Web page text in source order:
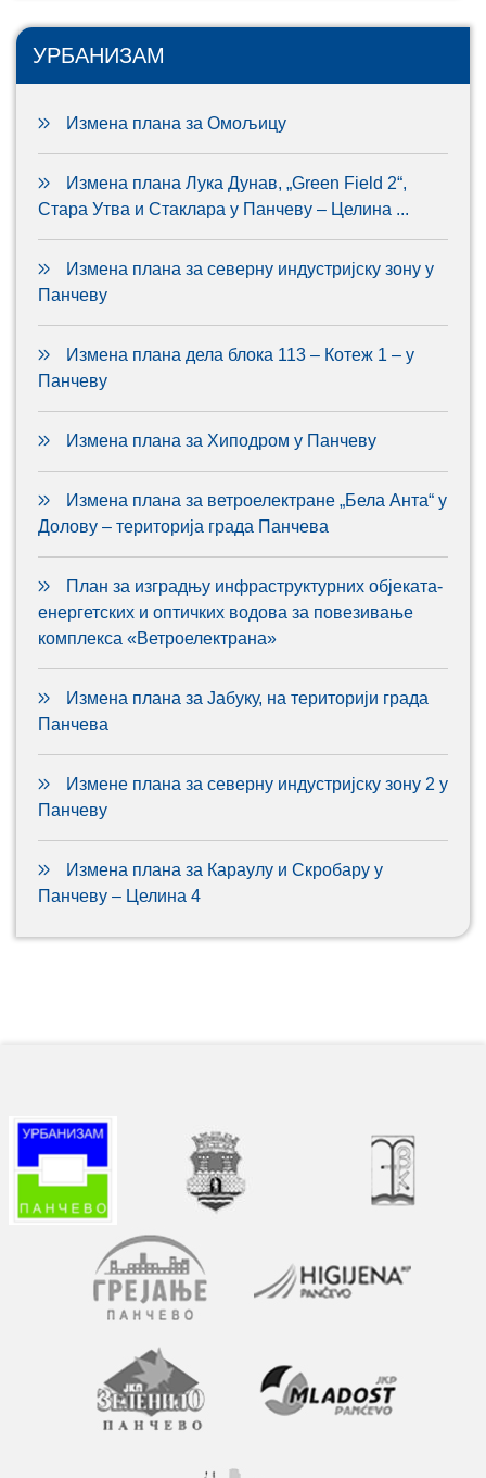
УРБАНИЗАМ
Измена плана за Омољицу
Измена плана Лука Дунав, „Green Field 2“,
Стара Утва и Стаклара у Панчеву – Целина ...
Измена плана за северну индустријску зону у
Панчеву
Измена плана дела блока 113 – Котеж 1 – у
Панчеву
Измена плана за Хиподром у Панчеву
Измена плана за ветроелектране „Бела Анта“ у
Долову – територија града Панчева
План за изградњу инфраструктурних објеката-
енергетских и оптичких водова за повезивање
комплекса «Ветроелектрана»
Измена плана за Јабуку, на територији града
Панчева
Измене плана за северну индустријску зону 2 у
Панчеву
Измена плана за Караулу и Скробару у
Панчеву – Целина 4